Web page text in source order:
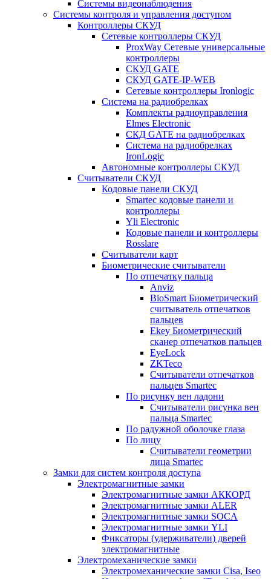
Системы видеонаблюдения
Системы контроля и управления доступом
Контроллеры СКУД
Сетевые контроллеры СКУД
ProxWay Сетевые универсальные
контроллеры
СКУД GATE
СКУД GATE-IP-WEB
Сетевые контроллеры Ironlogic
Система на радиобрелках
Комплекты радиоуправления
Elmes Electronic
СКД GATE на радиобрелках
Система на радиобрелках
IronLogic
Автономные контроллеры СКУД
Считыватели СКУД
Кодовые панели СКУД
Smartec кодовые панели и
контроллеры
Yli Electronic
Кодовые панели и контроллеры
Rosslare
Считыватели карт
Биометрические считыватели
По отпечатку пальца
Anviz
BioSmart Биометрический
считыватель отпечатков
пальцев
Ekey Биометрический
сканер отпечатков пальцев
EyeLock
ZKTeco
Считыватели отпечатков
пальцев Smartec
По рисунку вен ладони
Считыватели рисунка вен
пальца Smartec
По радужной оболочке глаза
По лицу
Считыватели геометрии
лица Smartec
Замки для систем контроля доступа
Электромагнитные замки
Электромагнитные замки АККОРД
Электромагнитные замки ALER
Электромагнитные замки SOCA
Электромагнитные замки YLI
Фиксаторы (удерживатели) дверей
электромагнитные
Электромеханические замки
Электромеханические замки Cisa, Iseo